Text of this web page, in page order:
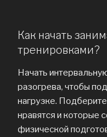
Как начать
тренировками?
Начать
разогрева, чтобы
нагрузке.
нравятся и которые
физической